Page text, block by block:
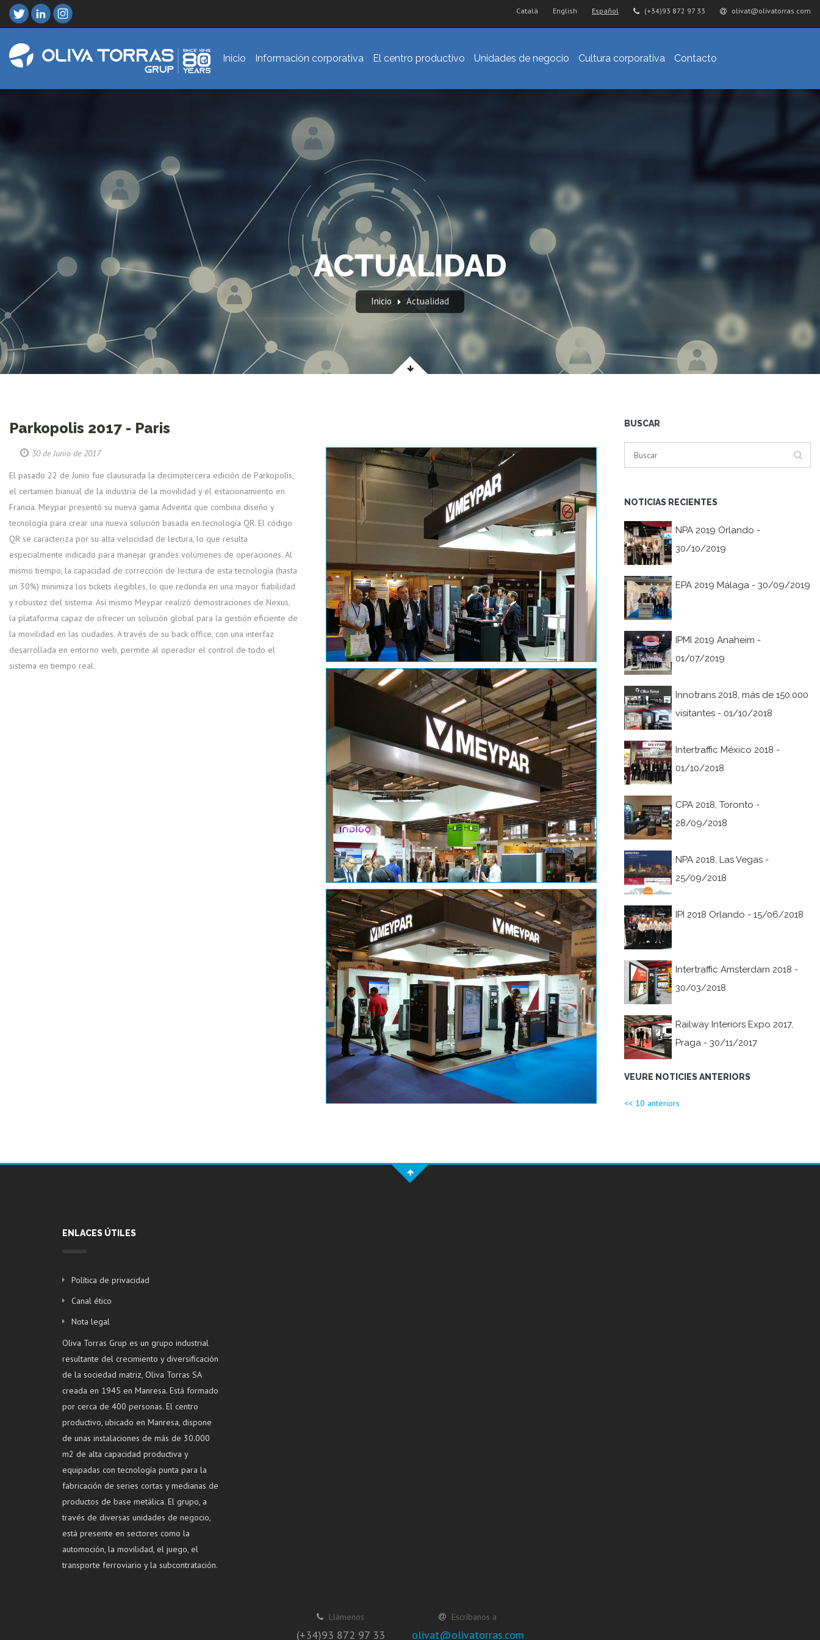
Català English Español (+34)93 872 97 33 olivat@olivatorras.com
Inicio Información corporativa El centro productivo Unidades de negocio Cultura corporativa Contacto
ACTUALIDAD
Inicio Actualidad
Parkopolis 2017 - Paris
30 de Junio de 2017
El pasado 22 de Junio fue clausurada la decimotercera edición de Parkopolis,
el certamen bianual de la industria de la movilidad y el estacionamiento en
Francia. Meypar presentó su nueva gama Adventa que combina diseño y
tecnología para crear una nueva solución basada en tecnología QR. El código
QR se caracteriza por su alta velocidad de lectura, lo que resulta
especialmente indicado para manejar grandes volúmenes de operaciones. Al
mismo tiempo, la capacidad de corrección de lectura de esta tecnología (hasta
un 30%) minimiza los tickets ilegibles, lo que redunda en una mayor fiabilidad
y robustez del sistema. Así mismo Meypar realizó demostraciones de Nexus,
la plataforma capaz de ofrecer un solución global para la gestión eficiente de
la movilidad en las ciudades. A través de su back office, con una interfaz
desarrollada en entorno web, permite al operador el control de todo el
sistema en tiempo real.
BUSCAR
NOTICIAS RECIENTES
NPA 2019 Orlando -
30/10/2019
EPA 2019 Málaga - 30/09/2019
IPMI 2019 Anaheim -
01/07/2019
Innotrans 2018, más de 150.000
visitantes - 01/10/2018
Intertraffic México 2018 -
01/10/2018
CPA 2018, Toronto -
28/09/2018
NPA 2018, Las Vegas -
25/09/2018
IPI 2018 Orlando - 15/06/2018
Intertraffic Amsterdam 2018 -
30/03/2018
Railway Interiors Expo 2017,
Praga - 30/11/2017
VEURE NOTICIES ANTERIORS
<< 10 anteriors
ENLACES ÚTILES
Política de privacidad
Canal ético
Nota legal
Oliva Torras Grup es un grupo industrial
resultante del crecimiento y diversificación
de la sociedad matriz, Oliva Torras SA
creada en 1945 en Manresa. Está formado
por cerca de 400 personas. El centro
productivo, ubicado en Manresa, dispone
de unas instalaciones de más de 30.000
m2 de alta capacidad productiva y
equipadas con tecnología punta para la
fabricación de series cortas y medianas de
productos de base metálica. El grupo, a
través de diversas unidades de negocio,
está presente en sectores como la
automoción, la movilidad, el juego, el
transporte ferroviario y la subcontratación.
Llámenos
(+34)93 872 97 33
Escríbanos a
olivat@olivatorras.com